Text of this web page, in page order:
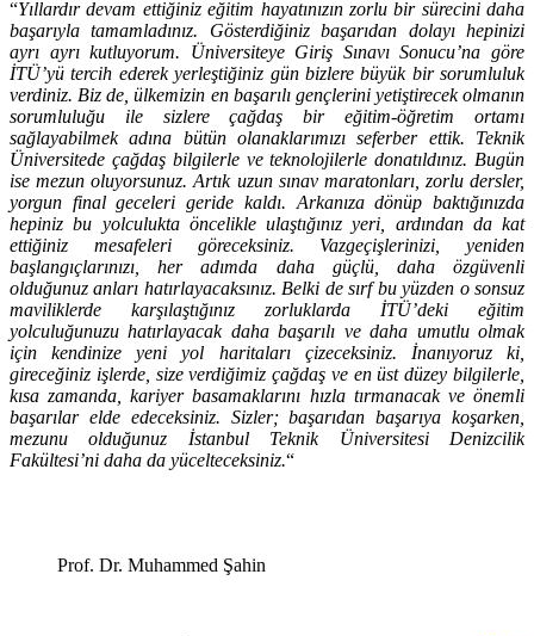
“Yıllardır devam ettiğiniz eğitim hayatınızın zorlu bir sürecini daha
başarıyla tamamladınız. Gösterdiğiniz başarıdan dolayı hepinizi
ayrı ayrı kutluyorum. Üniversiteye Giriş Sınavı Sonucu’na göre
İTÜ’yü tercih ederek yerleştiğiniz gün bizlere büyük bir sorumluluk
verdiniz. Biz de, ülkemizin en başarılı gençlerini yetiştirecek olmanın
sorumluluğu ile sizlere çağdaş bir eğitim-öğretim ortamı
sağlayabilmek adına bütün olanaklarımızı seferber ettik. Teknik
Üniversitede çağdaş bilgilerle ve teknolojilerle donatıldınız. Bugün
ise mezun oluyorsunuz. Artık uzun sınav maratonları, zorlu dersler,
yorgun final geceleri geride kaldı. Arkanıza dönüp baktığınızda
hepiniz bu yolculukta öncelikle ulaştığınız yeri, ardından da kat
ettiğiniz mesafeleri göreceksiniz. Vazgeçişlerinizi, yeniden
başlangıçlarınızı, her adımda daha güçlü, daha özgüvenli
olduğunuz anları hatırlayacaksınız. Belki de sırf bu yüzden o sonsuz
maviliklerde karşılaştığınız zorluklarda İTÜ’deki eğitim
yolculuğunuzu hatırlayacak daha başarılı ve daha umutlu olmak
için kendinize yeni yol haritaları çizeceksiniz. İnanıyoruz ki,
gireceğiniz işlerde, size verdiğimiz çağdaş ve en üst düzey bilgilerle,
kısa zamanda, kariyer basamaklarını hızla tırmanacak ve önemli
başarılar elde edeceksiniz. Sizler; başarıdan başarıya koşarken,
mezunu olduğunuz İstanbul Teknik Üniversitesi Denizcilik
Fakültesi’ni daha da yücelteceksiniz.“
Prof. Dr. Muhammed Şahin